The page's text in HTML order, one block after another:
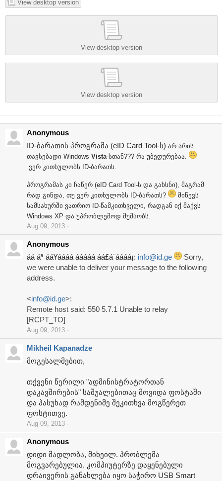
View desktop version
View desktop version
View desktop version
Anonymous
ID-ბარათის პროგრამა (eID Card Tool-ს) არ არის
თავსებადი Windows Vista-სთან??? რა უბედურებაა.
ვერ კითხულობს ID-ბარათს.
პროგრამას კი ჩაწერ (eID Card Tool-ს და გახსნი), მაგრამ
რად გინდა, თუ ვერ კითხულობს ID-ბარათს?
მიწევს
სამსახურში ვათრიო ID-წამკითხველი, რადგან იქ მაქვს
Windows XP და უპრობლემოდ მუშაობს.
Aug 09, 2013
Anonymous
áá áª áá¥áááá ááááá áá£á¨áááá¡: info@id.ge
Sorry,
we were unable to deliver your message to the following
address.
<info@id.ge>:
Remote host said: 550 5.7.1 Unable to relay
[RCPT_TO]
Aug 09, 2013
Mikheil Kapanadze
მოგესალმებით,
თქვენი წერილი "ადმინისტრატორთან
დაკავშირების" საშუალებითაც მოვიდა ფოსტაში
და პასუხად რამდენიმე შეკითხვა მოგწერეთ
ფოსტითვე.
Aug 09, 2013
Anonymous
დიდი მადლობა, მიხეილ. პრობლემა
მოგვარებულია. კომპიუტერზე დაყენებული
დრაივერის განახლება იყო საჭირო USB Smart